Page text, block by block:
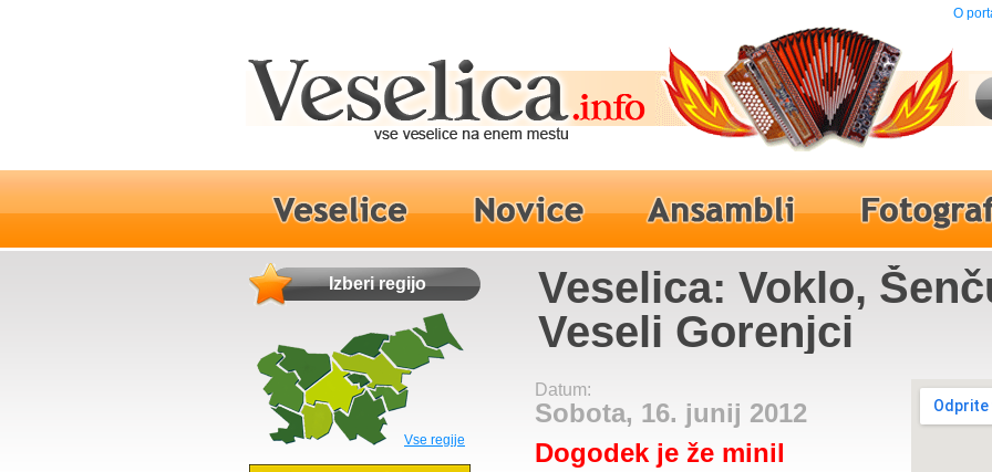
O
Izberi regijo
Vse regije
Veselica: Voklo,
Veseli Gorenjci
Datum:
Sobota, 16. junij 2012
Dogodek je že minil